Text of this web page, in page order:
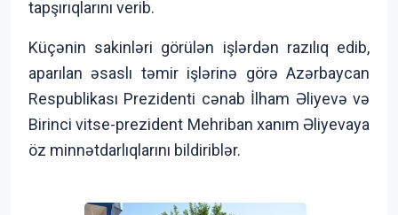
tapşırıqlarını verib.
Küçənin sakinləri görülən işlərdən razılıq edib,
aparılan əsaslı təmir işlərinə görə Azərbaycan
Respublikası Prezidenti cənab İlham Əliyevə və
Birinci vitse-prezident Mehriban xanım Əliyevaya
öz minnətdarlıqlarını bildiriblər.